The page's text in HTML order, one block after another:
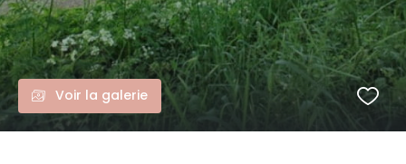
Voir la galerie